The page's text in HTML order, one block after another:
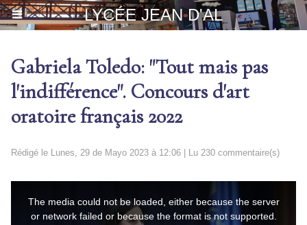
LYCÉE JEAN D'AL
Gabriela Toledo: "Tout mais pas
l'indifférence". Concours d'art
oratoire français 2022
Rédigé le Lunes, 29 de Mayo 2023 à 12:06 | Lu 230 commentaire(s)